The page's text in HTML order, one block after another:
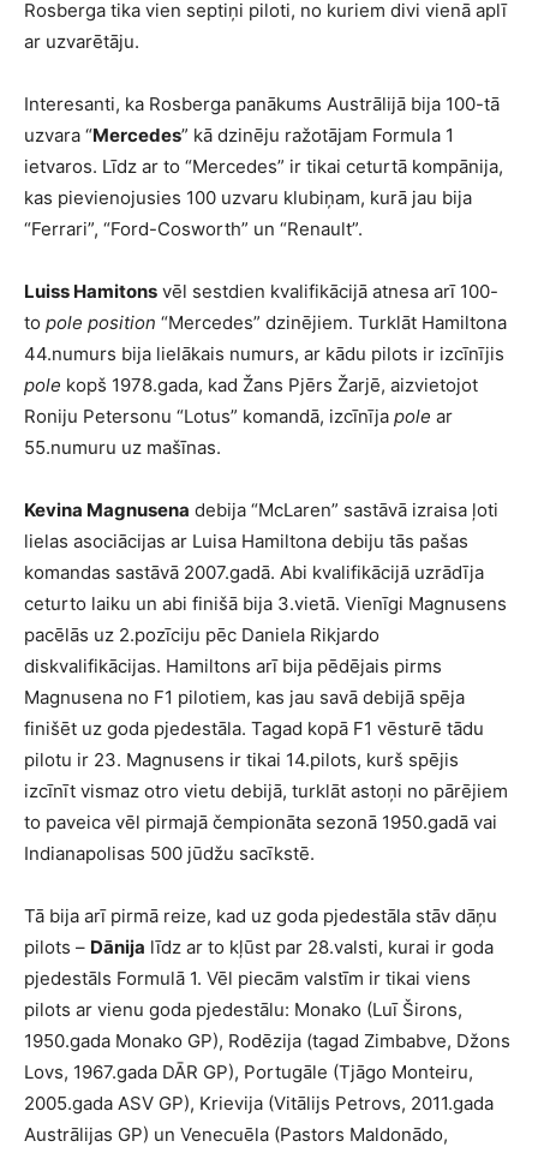
Rosberga tika vien septiņi piloti, no kuriem divi vienā aplī
ar uzvarētāju.
Interesanti, ka Rosberga panākums Austrālijā bija 100-tā
uzvara “Mercedes” kā dzinēju ražotājam Formula 1
ietvaros. Līdz ar to “Mercedes” ir tikai ceturtā kompānija,
kas pievienojusies 100 uzvaru klubiņam, kurā jau bija
“Ferrari”, “Ford-Cosworth” un “Renault”.
Luiss Hamitons vēl sestdien kvalifikācijā atnesa arī 100-
to pole position “Mercedes” dzinējiem. Turklāt Hamiltona
44.numurs bija lielākais numurs, ar kādu pilots ir izcīnījis
pole kopš 1978.gada, kad Žans Pjērs Žarjē, aizvietojot
Roniju Petersonu “Lotus” komandā, izcīnīja pole ar
55.numuru uz mašīnas.
Kevina Magnusena debija “McLaren” sastāvā izraisa ļoti
lielas asociācijas ar Luisa Hamiltona debiju tās pašas
komandas sastāvā 2007.gadā. Abi kvalifikācijā uzrādīja
ceturto laiku un abi finišā bija 3.vietā. Vienīgi Magnusens
pacēlās uz 2.pozīciju pēc Daniela Rikjardo
diskvalifikācijas. Hamiltons arī bija pēdējais pirms
Magnusena no F1 pilotiem, kas jau savā debijā spēja
finišēt uz goda pjedestāla. Tagad kopā F1 vēsturē tādu
pilotu ir 23. Magnusens ir tikai 14.pilots, kurš spējis
izcīnīt vismaz otro vietu debijā, turklāt astoņi no pārējiem
to paveica vēl pirmajā čempionāta sezonā 1950.gadā vai
Indianapolisas 500 jūdžu sacīkstē.
Tā bija arī pirmā reize, kad uz goda pjedestāla stāv dāņu
pilots – Dānija līdz ar to kļūst par 28.valsti, kurai ir goda
pjedestāls Formulā 1. Vēl piecām valstīm ir tikai viens
pilots ar vienu goda pjedestālu: Monako (Luī Širons,
1950.gada Monako GP), Rodēzija (tagad Zimbabve, Džons
Lovs, 1967.gada DĀR GP), Portugāle (Tjāgo Monteiru,
2005.gada ASV GP), Krievija (Vitālijs Petrovs, 2011.gada
Austrālijas GP) un Venecuēla (Pastors Maldonādo,